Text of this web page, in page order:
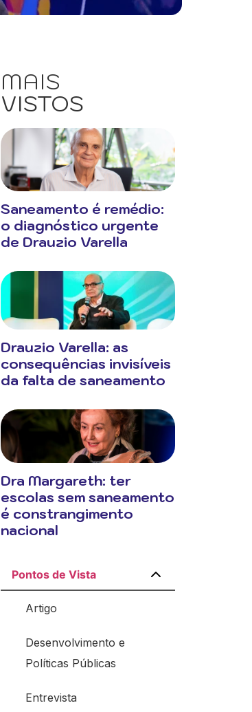
MAIS
VISTOS
Saneamento é remédio:
o diagnóstico urgente
de Drauzio Varella
Drauzio Varella: as
consequências invisíveis
da falta de saneamento
Dra Margareth: ter
escolas sem saneamento
é constrangimento
nacional
Pontos de Vista
Artigo
Desenvolvimento e
Políticas Públicas
Entrevista